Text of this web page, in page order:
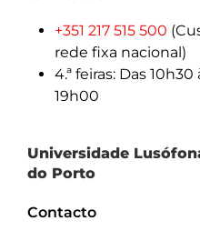
+351 217 515 500
rede fixa nacional)
4.ª feiras: Das
19h00
Universidade
do Porto
Contacto